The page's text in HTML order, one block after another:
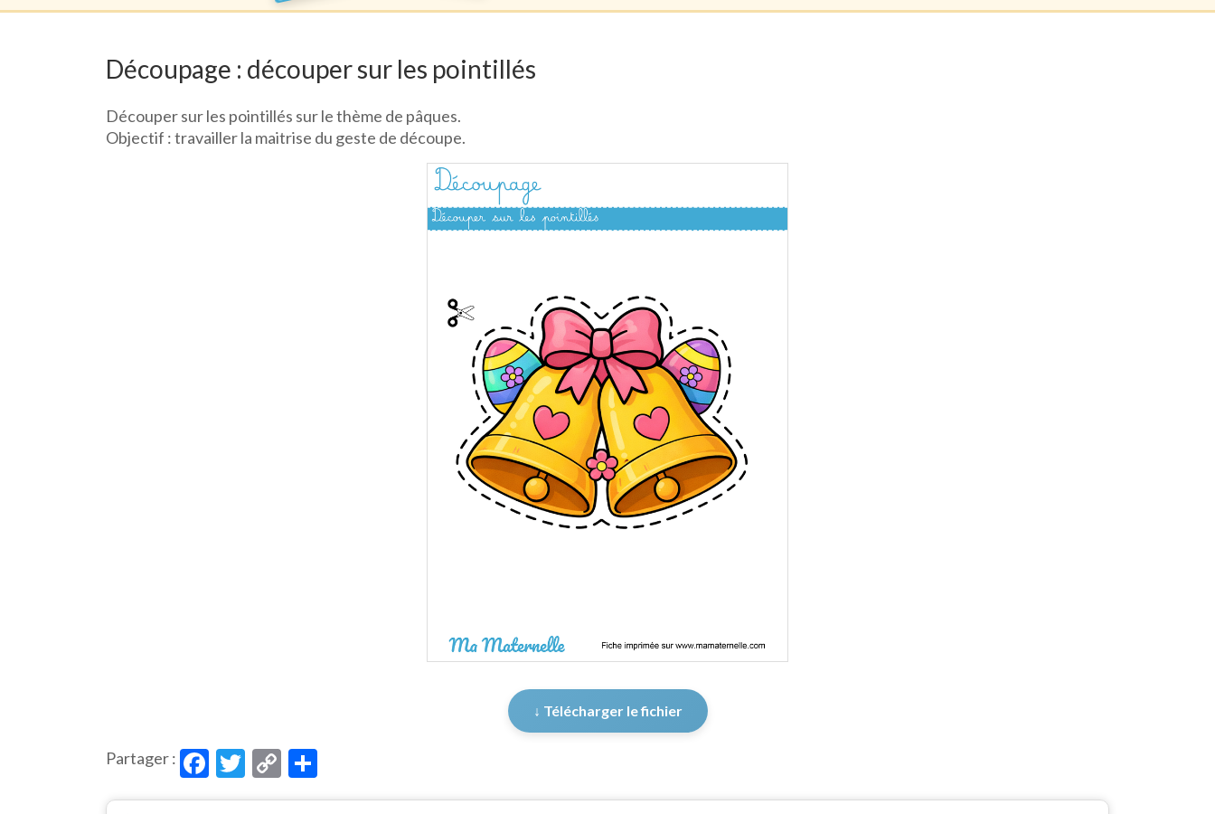
Découpage : découper sur les pointillés
Découper sur les pointillés sur le thème de pâques.
Objectif : travailler la maitrise du geste de découpe.
↓ Télécharger le fichier
Partager : Facebook
Twitter
Copy
Link